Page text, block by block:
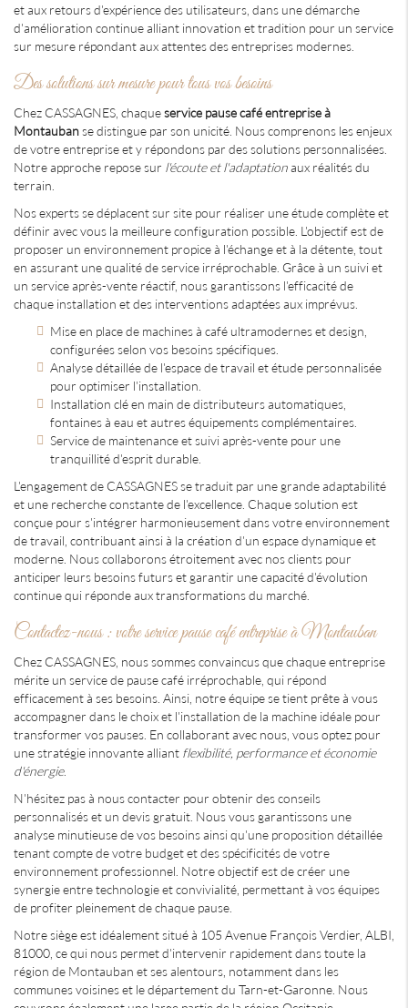
et aux retours d'expérience des utilisateurs, dans une démarche
d'amélioration continue alliant innovation et tradition pour un service
sur mesure répondant aux attentes des entreprises modernes.
Des solutions sur mesure pour tous vos besoins
Chez CASSAGNES, chaqueservice pause café entreprise à
Montaubanse distingue par son unicité. Nous comprenons les enjeux
de votre entreprise et y répondons par des solutions personnalisées.
Notre approche repose sur l'écoute et l'adaptationaux réalités du
terrain.
Nos experts se déplacent sur site pour réaliser une étude complète et
définir avec vous la meilleure configuration possible. L'objectif est de
proposer un environnement propice à l'échange et à la détente, tout
en assurant une qualité de service irréprochable. Grâce à un suivi et
un service après-vente réactif, nous garantissons l'efficacité de
chaque installation et des interventions adaptées aux imprévus.
Mise en place de machines à café ultramodernes et design,
configurées selon vos besoins spécifiques.
Analyse détaillée de l'espace de travail et étude personnalisée
pour optimiser l'installation.
Installation clé en main de distributeurs automatiques,
fontaines à eau et autres équipements complémentaires.
Service de maintenance et suivi après-vente pour une
tranquillité d'esprit durable.
L'engagement de CASSAGNES se traduit par une grande adaptabilité
et une recherche constante de l'excellence. Chaque solution est
conçue pour s'intégrer harmonieusement dans votre environnement
de travail, contribuant ainsi à la création d'un espace dynamique et
moderne. Nous collaborons étroitement avec nos clients pour
anticiper leurs besoins futurs et garantir une capacité d'évolution
continue qui réponde aux transformations du marché.
Contactez-nous : votre service pause café entreprise à Montauban
Chez CASSAGNES, nous sommes convaincus que chaque entreprise
mérite un service de pause café irréprochable, qui répond
efficacement à ses besoins. Ainsi, notre équipe se tient prête à vous
accompagner dans le choix et l'installation de la machine idéale pour
transformer vos pauses. En collaborant avec nous, vous optez pour
une stratégie innovante alliant flexibilité, performance et économie
d'énergie.
N'hésitez pas à nous contacter pour obtenir des conseils
personnalisés et un devis gratuit. Nous vous garantissons une
analyse minutieuse de vos besoins ainsi qu'une proposition détaillée
tenant compte de votre budget et des spécificités de votre
environnement professionnel. Notre objectif est de créer une
synergie entre technologie et convivialité, permettant à vos équipes
de profiter pleinement de chaque pause.
Notre siège est idéalement situé à 105 Avenue François Verdier, ALBI,
81000, ce qui nous permet d'intervenir rapidement dans toute la
région de Montauban et ses alentours, notamment dans les
communes voisines et le département du Tarn-et-Garonne. Nous